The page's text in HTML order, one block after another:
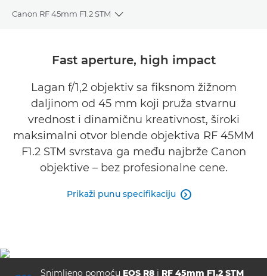
Canon RF 45mm F1.2 STM
Toggle breadcrumbs
Galerija
Podrška
Fast aperture, high impact
Lagan f/1,2 objektiv sa fiksnom žižnom
daljinom od 45 mm koji pruža stvarnu
vrednost i dinamičnu kreativnost, široki
maksimalni otvor blende objektiva RF 45MM
F1.2 STM svrstava ga među najbrže Canon
objektive – bez profesionalne cene.
Prikaži punu specifikaciju 
Snimljeno pomoću EOS R8 i RF 45mm F1.2 STM